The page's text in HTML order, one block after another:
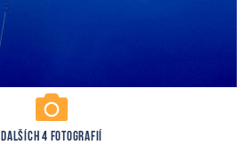
DALŠÍCH 4 FOTOGRAFIÍ